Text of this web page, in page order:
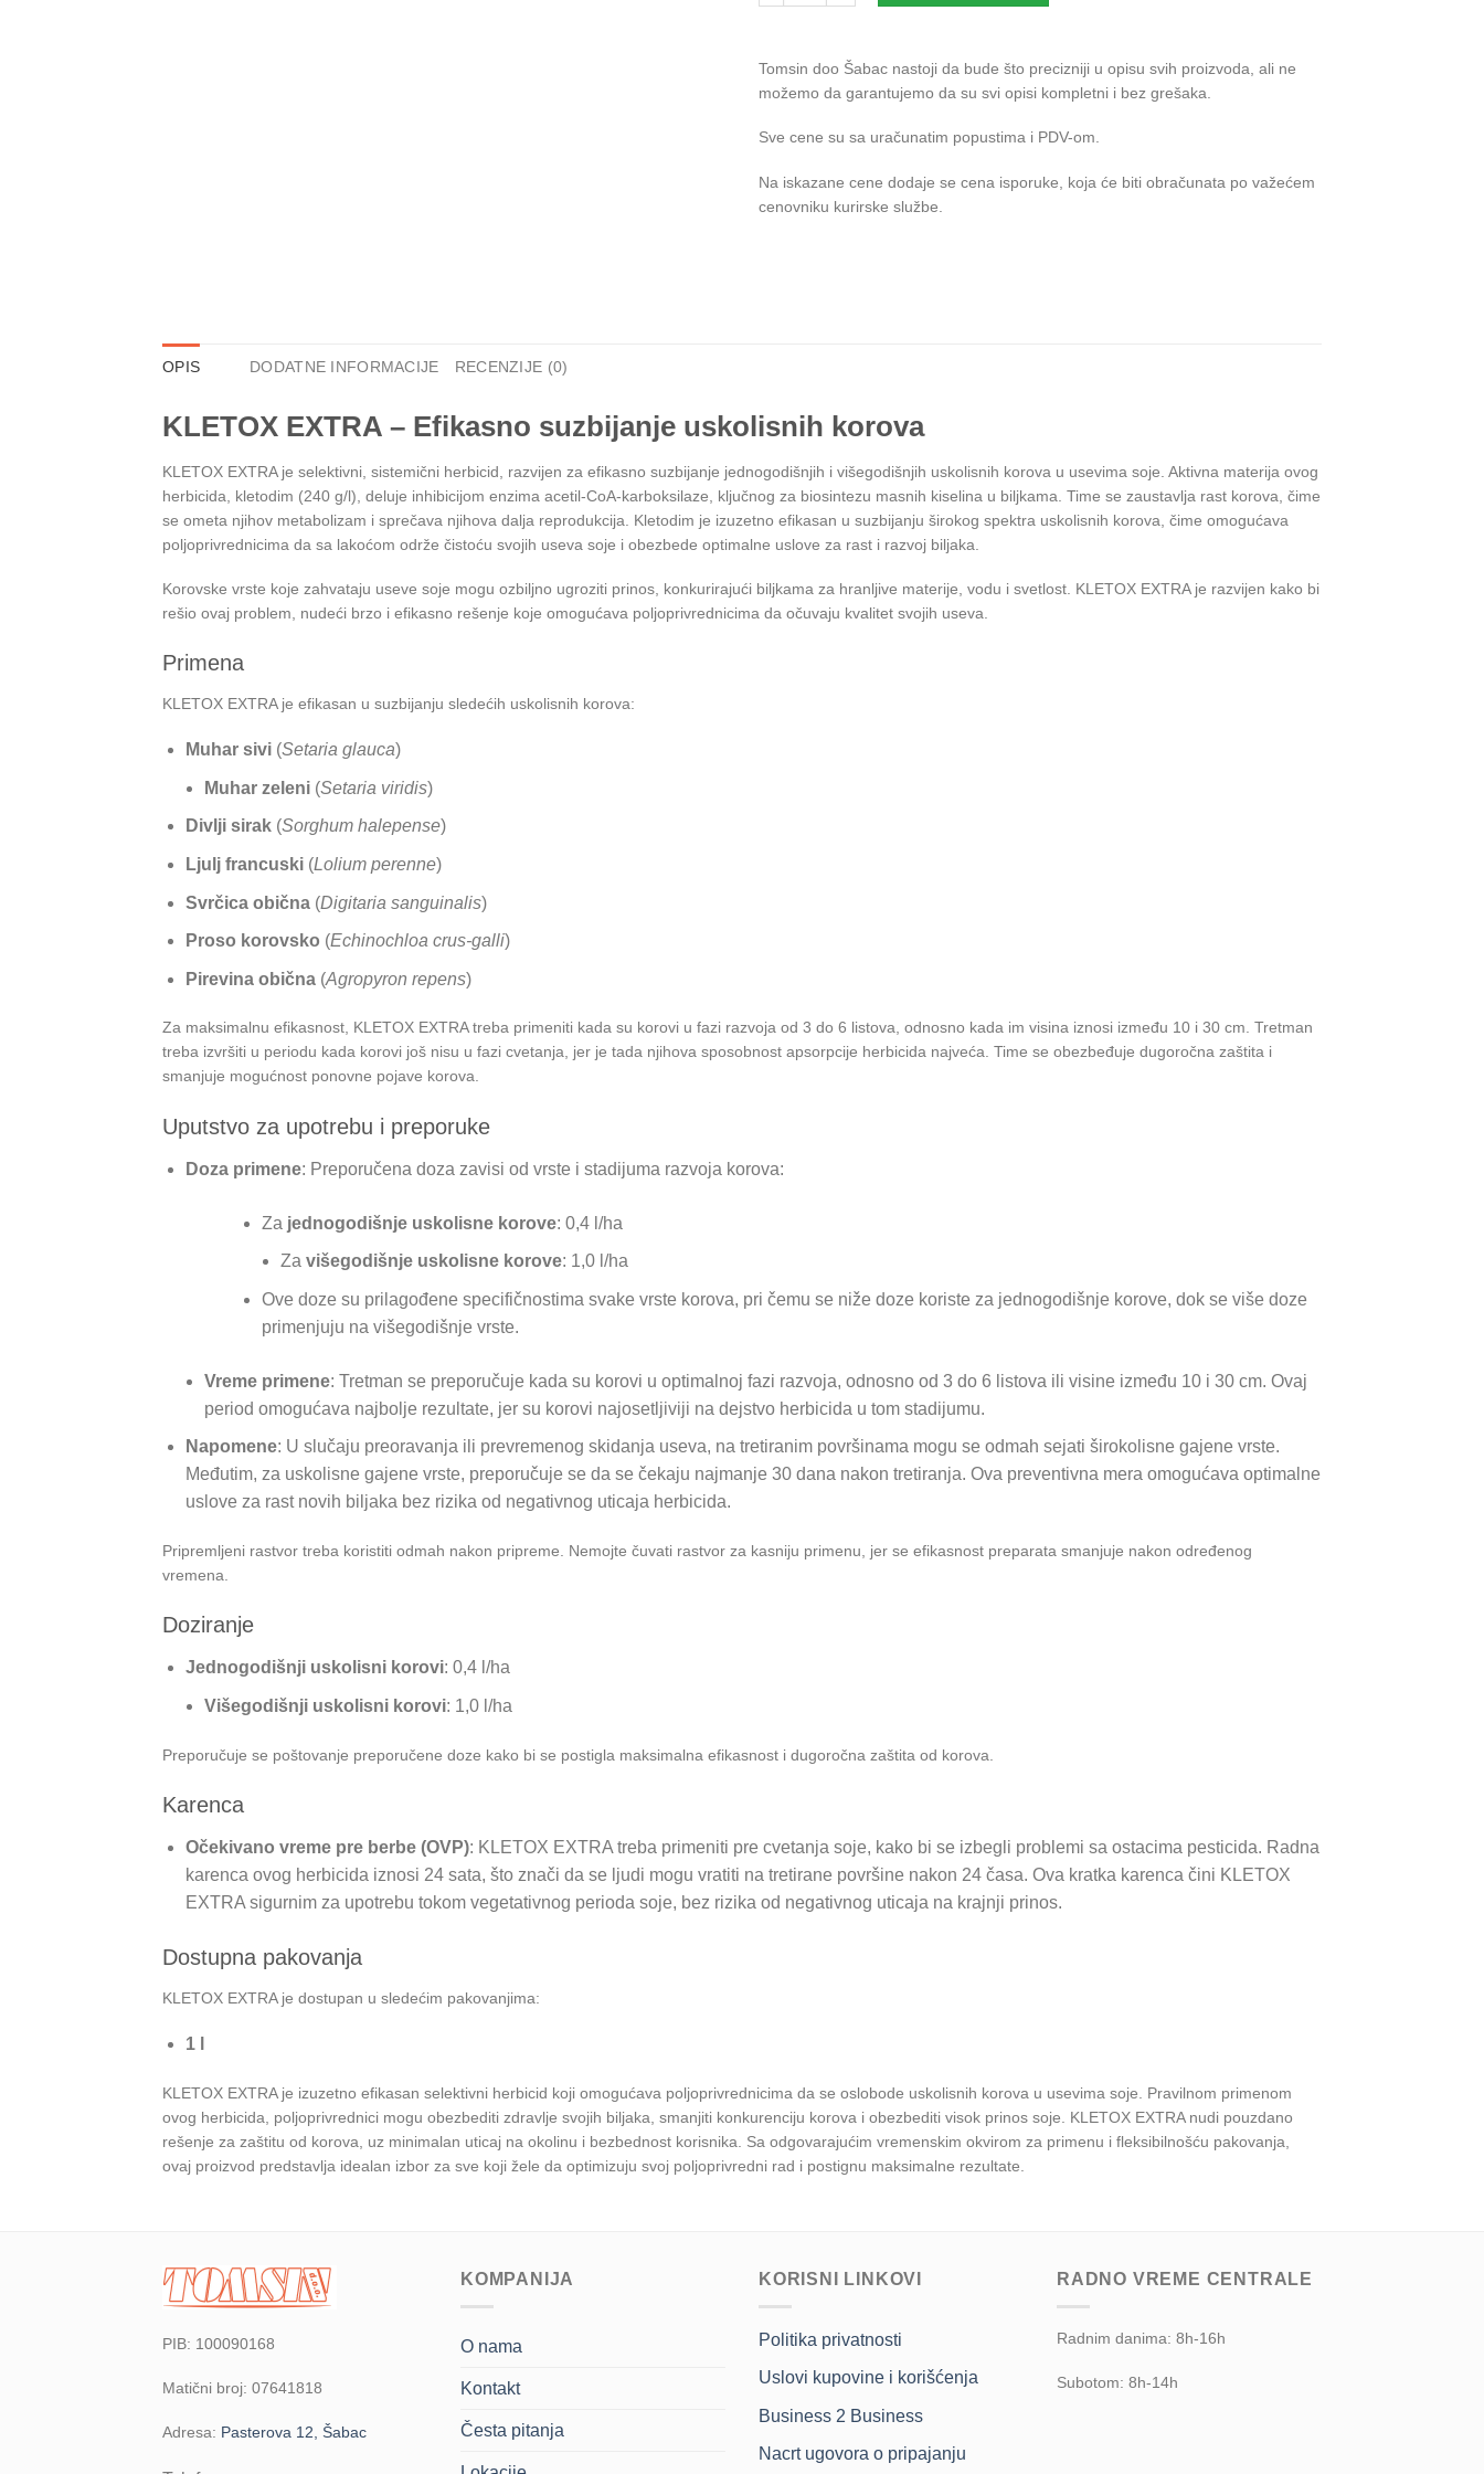
Tomsin doo Šabac nastoji da bude što precizniji u opisu svih proizvoda, ali ne
možemo da garantujemo da su svi opisi kompletni i bez grešaka.
Sve cene su sa uračunatim popustima i PDV-om.
Na iskazane cene dodaje se cena isporuke, koja će biti obračunata po važećem
cenovniku kurirske službe.
OPIS DODATNE INFORMACIJE RECENZIJE (0)
KLETOX EXTRA – Efikasno suzbijanje uskolisnih korova
KLETOX EXTRA je selektivni, sistemični herbicid, razvijen za efikasno suzbijanje jednogodišnjih i višegodišnjih uskolisnih korova u usevima soje. Aktivna materija ovog
herbicida, kletodim (240 g/l), deluje inhibicijom enzima acetil-CoA-karboksilaze, ključnog za biosintezu masnih kiselina u biljkama. Time se zaustavlja rast korova, čime
se ometa njihov metabolizam i sprečava njihova dalja reprodukcija. Kletodim je izuzetno efikasan u suzbijanju širokog spektra uskolisnih korova, čime omogućava
poljoprivrednicima da sa lakoćom održe čistoću svojih useva soje i obezbede optimalne uslove za rast i razvoj biljaka.
Korovske vrste koje zahvataju useve soje mogu ozbiljno ugroziti prinos, konkurirajući biljkama za hranljive materije, vodu i svetlost. KLETOX EXTRA je razvijen kako bi
rešio ovaj problem, nudeći brzo i efikasno rešenje koje omogućava poljoprivrednicima da očuvaju kvalitet svojih useva.
Primena
KLETOX EXTRA je efikasan u suzbijanju sledećih uskolisnih korova:
Muhar sivi(Setaria glauca)
Muhar zeleni (Setaria viridis)
Divlji sirak(Sorghum halepense)
Ljulj francuski(Lolium perenne)
Svrčica obična(Digitaria sanguinalis)
Proso korovsko (Echinochloa crus-galli)
Pirevina obična(Agropyron repens)
Za maksimalnu efikasnost, KLETOX EXTRA treba primeniti kada su korovi u fazi razvoja od 3 do 6 listova, odnosno kada im visina iznosi između 10 i 30 cm. Tretman
treba izvršiti u periodu kada korovi još nisu u fazi cvetanja, jer je tada njihova sposobnost apsorpcije herbicida najveća. Time se obezbeđuje dugoročna zaštita i
smanjuje mogućnost ponovne pojave korova.
Uputstvo za upotrebu i preporuke
Doza primene: Preporučena doza zavisi od vrste i stadijuma razvoja korova:
Za jednogodišnje uskolisne korove: 0,4 l/ha
Za višegodišnje uskolisne korove: 1,0 l/ha
Ove doze su prilagođene specifičnostima svake vrste korova, pri čemu se niže doze koriste za jednogodišnje korove, dok se više doze
primenjuju na višegodišnje vrste.
Vreme primene: Tretman se preporučuje kada su korovi u optimalnoj fazi razvoja, odnosno od 3 do 6 listova ili visine između 10 i 30 cm. Ovaj
period omogućava najbolje rezultate, jer su korovi najosetljiviji na dejstvo herbicida u tom stadijumu.
Napomene: U slučaju preoravanja ili prevremenog skidanja useva, na tretiranim površinama mogu se odmah sejati širokolisne gajene vrste.
Međutim, za uskolisne gajene vrste, preporučuje se da se čekaju najmanje 30 dana nakon tretiranja. Ova preventivna mera omogućava optimalne
uslove za rast novih biljaka bez rizika od negativnog uticaja herbicida.
Pripremljeni rastvor treba koristiti odmah nakon pripreme. Nemojte čuvati rastvor za kasniju primenu, jer se efikasnost preparata smanjuje nakon određenog
vremena.
Doziranje
Jednogodišnji uskolisni korovi: 0,4 l/ha
Višegodišnji uskolisni korovi: 1,0 l/ha
Preporučuje se poštovanje preporučene doze kako bi se postigla maksimalna efikasnost i dugoročna zaštita od korova.
Karenca
Očekivano vreme pre berbe (OVP): KLETOX EXTRA treba primeniti pre cvetanja soje, kako bi se izbegli problemi sa ostacima pesticida. Radna
karenca ovog herbicida iznosi 24 sata, što znači da se ljudi mogu vratiti na tretirane površine nakon 24 časa. Ova kratka karenca čini KLETOX
EXTRA sigurnim za upotrebu tokom vegetativnog perioda soje, bez rizika od negativnog uticaja na krajnji prinos.
Dostupna pakovanja
KLETOX EXTRA je dostupan u sledećim pakovanjima:
1 l
KLETOX EXTRA je izuzetno efikasan selektivni herbicid koji omogućava poljoprivrednicima da se oslobode uskolisnih korova u usevima soje. Pravilnom primenom
ovog herbicida, poljoprivrednici mogu obezbediti zdravlje svojih biljaka, smanjiti konkurenciju korova i obezbediti visok prinos soje. KLETOX EXTRA nudi pouzdano
rešenje za zaštitu od korova, uz minimalan uticaj na okolinu i bezbednost korisnika. Sa odgovarajućim vremenskim okvirom za primenu i fleksibilnošću pakovanja,
ovaj proizvod predstavlja idealan izbor za sve koji žele da optimizuju svoj poljoprivredni rad i postignu maksimalne rezultate.
PIB: 100090168
Matični broj: 07641818
Adresa: Pasterova 12, Šabac
KOMPANIJA
O nama
Kontakt
Česta pitanja
KORISNI LINKOVI
Politika privatnosti
Uslovi kupovine i korišćenja
Business 2 Business
Nacrt ugovora o pripajanju
RADNO VREME CENTRALE
Radnim danima: 8h-16h
Subotom: 8h-14h